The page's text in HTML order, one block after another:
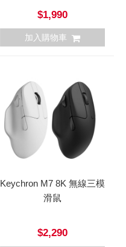
$1,990
加入購物車
Keychron M7 8K 無線三模
滑鼠
$2,290